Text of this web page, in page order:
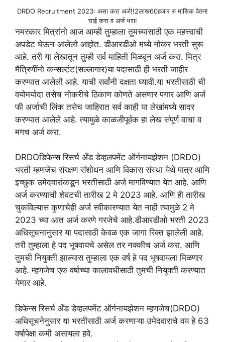
DRDO Recruitment 2023: असा करा अर्ज!!2लाख60हजार रु मासिक वेतन!
घाई करा व अर्ज भरा!
नमस्कार मित्रांनो आज आम्ही तुम्हाला तुमच्यासाठी एक महत्त्वाची
अपडेट घेऊन आलेलो आहोत. डीआरडीओ मध्ये नोकर भरती सुरू
आहे. तरी या लेखातून तुम्ही सर्व माहिती मिळवून अर्ज करा. मित्र
मैत्रिणींनो कन्सल्टंट(सल्लागार)या पदासाठी ही भरती जाहीर
करण्यात आलेली आहे. याची सर्वांनी दक्षता घ्यावी.या भरतीसाठी ची
वयोमर्यादा तसेच नोकरीचे ठिकाण कोणते असणार पगार आणि अर्ज
फी अर्जाची लिंक तसेच जाहिरात सर्व काही या लेखांमध्ये सादर
करण्यात आलेले आहे. त्यामुळे काळजीपूर्वक हा लेख संपूर्ण वाचा व
मगच अर्ज करा.
DRDOडिफेन्स रिसर्च अँड डेव्हलपमेंट ऑर्गनायझेशन (DRDO)
भरती म्हणजेच संरक्षण संशोधन आणि विकास संस्था येथे पात्र आणि
इच्छुक उमेदवारांकडून भरतीसाठी अर्ज मागविण्यात येत आहे. आणि
अर्ज करण्याची शेवटची तारीख 2 मे 2023 आहे. आणि ही तारीख
चुकविल्यास कुणाचेही अर्ज स्वीकारण्यात येत नाही त्यामुळे 2 मे
2023 च्या आत अर्ज करणे गरजेचे आहे.डीआरडीओ भरती 2023
अधिसूचनानुसार या पदासाठी केवळ एक जागा रिक्त झालेली आहे.
तरी तुम्हाला हे पद भूषवायचे असेल तर नक्कीच अर्ज करा. आणि
तुमची नियुक्ती झाल्यास तुम्हाला एक वर्ष हे पद भूषवायला मिळणार
आहे. म्हणजेच एक वर्षाच्या कालावधीसाठी तुमची नियुक्ती करण्यात
येणार आहे.
डिफेन्स रिसर्च अँड डेव्हलपमेंट ऑर्गनायझेशन म्हणजेच(DRDO)
अधिसूचनेनुसार या भरतीसाठी अर्ज करणाऱ्या उमेदवाराचे वय हे 63
वर्षापेक्षा कमी असायला हवे.